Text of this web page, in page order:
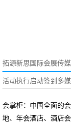
拓源新思国际会展传媒
活动执行启动签到多
会掌柜：中国全面的
地、年会酒店、酒店